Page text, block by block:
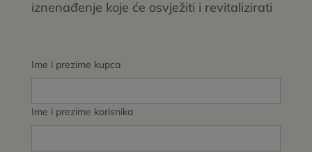
iznenađenje koje će osvježiti i revitalizirati
Ime i prezime kupca
Ime i prezime korisnika